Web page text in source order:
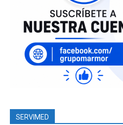
SERVIMED